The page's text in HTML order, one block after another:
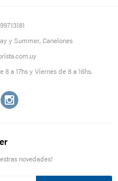
y Summer, Canelones
a 17hs y Viernes de 8 a 16hs.

novedades!